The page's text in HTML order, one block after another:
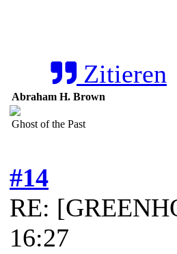
Zitieren
Abraham H. Brown
Ghost of the Past
#14
RE:
16:27